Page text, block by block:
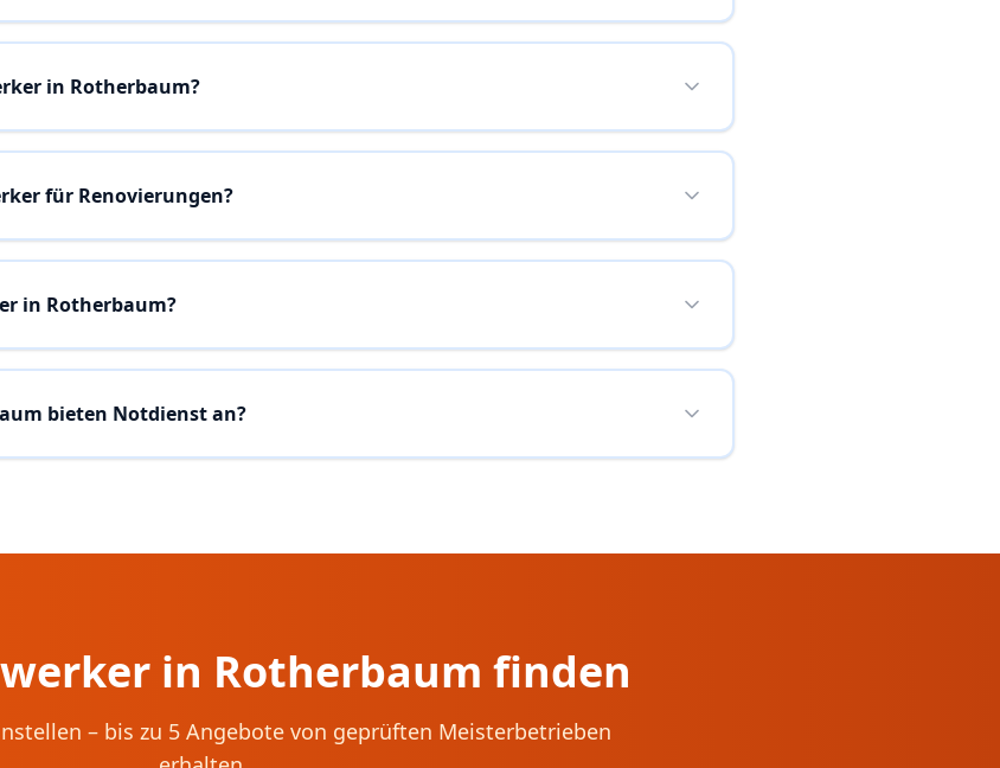
in Rotherbaum?
für Renovierungen?
in Rotherbaum?
bieten Notdienst an?
in Rotherbaum finden
– bis zu 5 Angebote von geprüften Meisterbetrieben